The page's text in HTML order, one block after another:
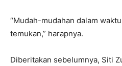
“Mudah-mudahan dalam
temukan,” harapnya.
Diberitakan sebelumnya, Siti